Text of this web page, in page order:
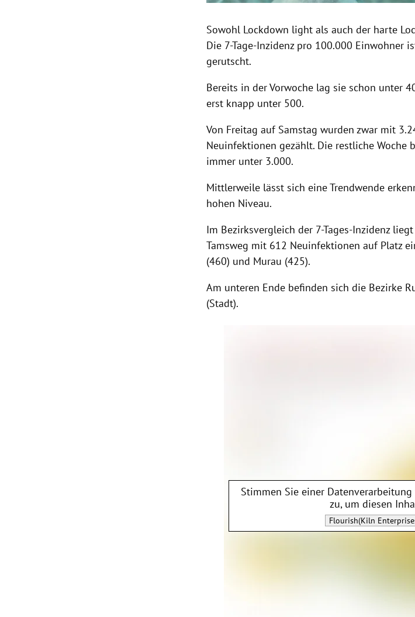
Sowohl Lockdown light als auch der harte
Die 7-Tage-Inzidenz pro 100.000 Einwohner
gerutscht.
Bereits in der Vorwoche lag sie schon unter
erst knapp unter 500.
Von Freitag auf Samstag wurden zwar mit
Neuinfektionen gezählt. Die restliche
immer unter 3.000.
Mittlerweile lässt sich eine Trendwende
hohen Niveau.
Im Bezirksvergleich der 7-Tages-Inzidenz
Tamsweg mit 612 Neuinfektionen auf Platz
(460) und Murau (425).
Am unteren Ende befinden sich die Bezirke
(Stadt).
Stimmen Sie einer Datenverarbeitung
zu, um diesen
Flourish(Kiln